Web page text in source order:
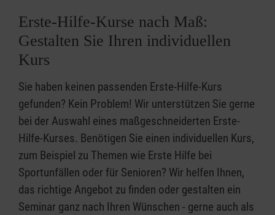
Erste-Hilfe-Kurse nach Maß:
Gestalten Sie Ihren individuellen
Kurs
Sie haben keinen passenden Erste-Hilfe-Kurs
gefunden? Kein Problem! Wir unterstützen Sie gerne
bei der Auswahl eines maßgeschneiderten Erste-
Hilfe-Kurses. Benötigen Sie einen individuellen Kurs,
zum Beispiel zu Themen wie Erste Hilfe bei
Sportunfällen oder für Senioren? Wir helfen Ihnen,
das richtige Angebot zu finden oder gestalten ein
Seminar ganz nach Ihren Wünschen - gerne auch als